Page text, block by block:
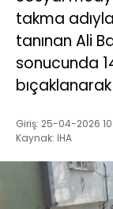
takma
tanınan Ali
sonucunda
Giriş: 25-04-2026
Kaynak: İHA